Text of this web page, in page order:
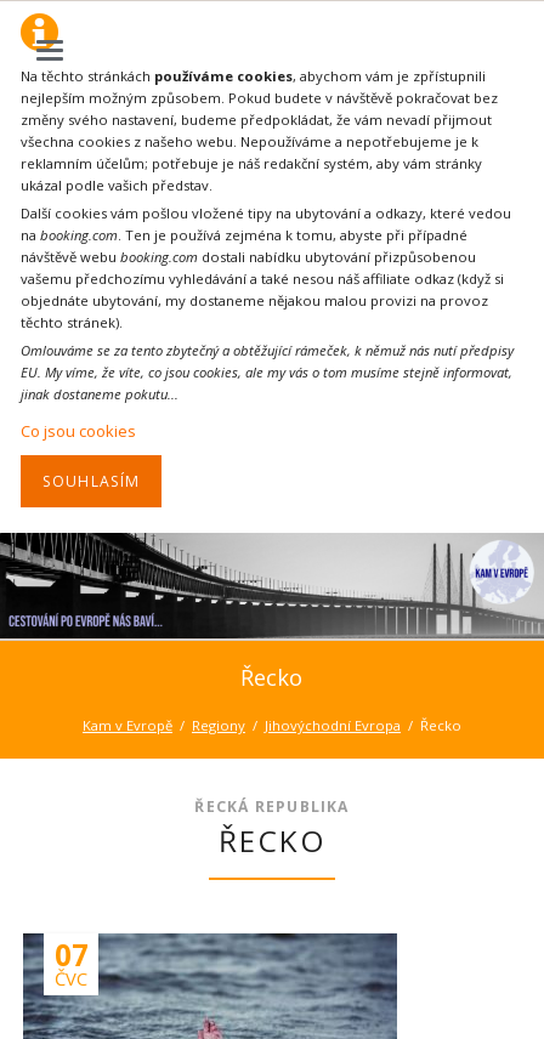
Na těchto stránkách používáme cookies, abychom vám je zpřístupnili
nejlepším možným způsobem. Pokud budete v návštěvě pokračovat bez
změny svého nastavení, budeme předpokládat, že vám nevadí přijmout
všechna cookies z našeho webu. Nepoužíváme a nepotřebujeme je k
reklamním účelům; potřebuje je náš redakční systém, aby vám stránky
ukázal podle vašich představ.
Další cookies vám pošlou vložené tipy na ubytování a odkazy, které vedou
nabooking.com . Ten je používá zejména k tomu, abyste při případné
návštěvě webubooking.com dostali nabídku ubytování přizpůsobenou
vašemu předchozímu vyhledávání a také nesou náš affiliate odkaz (když si
objednáte ubytování, my dostaneme nějakou malou provizi na provoz
těchto stránek).
Omlouváme se za tento zbytečný a obtěžující rámeček, k němuž nás nutí předpisy
EU. My víme, že víte, co jsou cookies, ale my vás o tom musíme stejně informovat,
jinak dostaneme pokutu...
Co jsou cookies
SOUHLASÍM
Řecko
Kam v Evropě Regiony Jihovýchodní Evropa Řecko
ŘECKÁ REPUBLIKA
ŘECKO
07
ČVC